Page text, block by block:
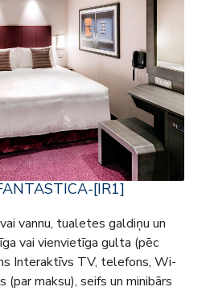
[IR1]
vannu, tualetes galdiņu un
vai vienvietīga gulta (pēc
Interaktīvs TV, telefons, Wi-
(par maksu), seifs un minibārs